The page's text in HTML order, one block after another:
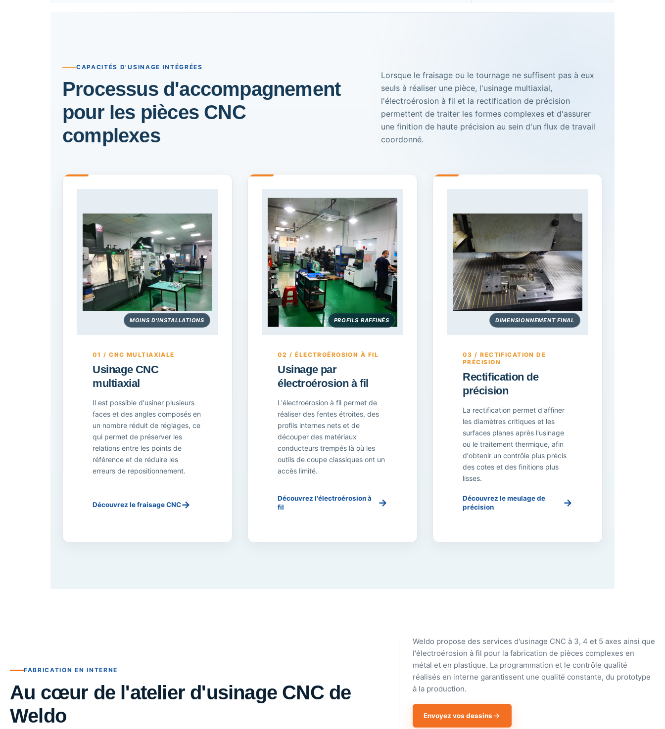
CAPACITÉS D'USINAGE INTÉGRÉES
Processus d'accompagnement
pour les pièces CNC
complexes
Lorsque le fraisage ou le tournage ne suffisent pas à eux
seuls à réaliser une pièce, l'usinage multiaxial,
l'électroérosion à fil et la rectification de précision
permettent de traiter les formes complexes et d'assurer
une finition de haute précision au sein d'un flux de travail
coordonné.
MOINS D'INSTALLATIONS
01 / CNC MULTIAXIALE
Usinage CNC
multiaxial
Il est possible d'usiner plusieurs
faces et des angles composés en
un nombre réduit de réglages, ce
qui permet de préserver les
relations entre les points de
référence et de réduire les
erreurs de repositionnement.
Découvrez le fraisage CNC→
PROFILS RAFFINÉS
02 / ÉLECTROÉROSION À FIL
Usinage par
électroérosion à fil
L'électroérosion à fil permet de
réaliser des fentes étroites, des
profils internes nets et de
découper des matériaux
conducteurs trempés là où les
outils de coupe classiques ont un
accès limité.
Découvrez l'électroérosion à
fil
→
DIMENSIONNEMENT FINAL
03 / RECTIFICATION DE
PRÉCISION
Rectification de
précision
La rectification permet d'affiner
les diamètres critiques et les
surfaces planes après l'usinage
ou le traitement thermique, afin
d'obtenir un contrôle plus précis
des cotes et des finitions plus
lisses.
Découvrez le meulage de
précision
→
FABRICATION EN INTERNE
Au cœur de l'atelier d'usinage CNC de
Weldo
Weldo propose des services d'usinage CNC à 3, 4 et 5 axes ainsi que
l'électroérosion à fil pour la fabrication de pièces complexes en
métal et en plastique. La programmation et le contrôle qualité
réalisés en interne garantissent une qualité constante, du prototype
à la production.
Envoyez vos dessins